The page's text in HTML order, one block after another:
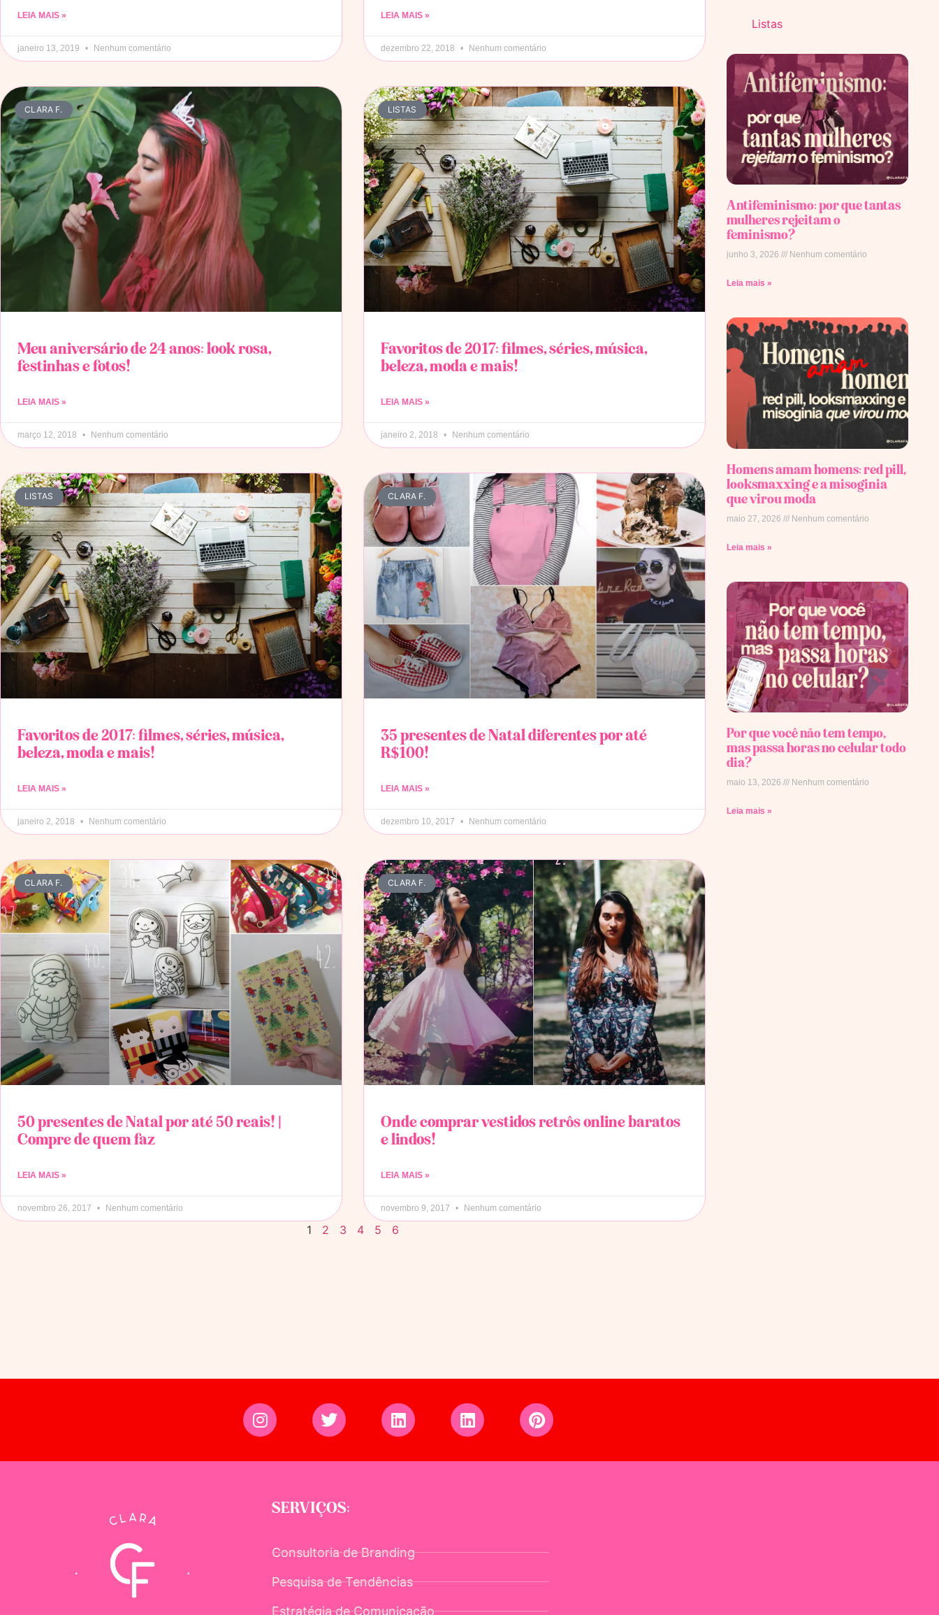
LEIA MAIS »
janeiro 13, 2019 Nenhum comentário
LEIA MAIS »
dezembro 22, 2018 Nenhum comentário
CLARA F.
Meu aniversário de 24 anos: look rosa,
festinhas e fotos!
LEIA MAIS »
março 12, 2018 Nenhum comentário
LISTAS
Favoritos de 2017: filmes, séries, música,
beleza, moda e mais!
LEIA MAIS »
janeiro 2, 2018 Nenhum comentário
LISTAS
Favoritos de 2017: filmes, séries, música,
beleza, moda e mais!
LEIA MAIS »
janeiro 2, 2018 Nenhum comentário
CLARA F.
35 presentes de Natal diferentes por até
R$100!
LEIA MAIS »
dezembro 10, 2017 Nenhum comentário
CLARA F.
50 presentes de Natal por até 50 reais! |
Compre de quem faz
LEIA MAIS »
novembro 26, 2017 Nenhum comentário
CLARA F.
Onde comprar vestidos retrôs online baratos
e lindos!
LEIA MAIS »
novembro 9, 2017 Nenhum comentário
1 2 3 4 5 6
Listas
Antifeminismo: por que tantas
mulheres rejeitam o
feminismo?
junho 3, 2026 Nenhum comentário
Leia mais »
Homens amam homens: red pill,
looksmaxxing e a misoginia
que virou moda
maio 27, 2026 Nenhum comentário
Leia mais »
Por que você não tem tempo,
mas passa horas no celular todo
dia?
maio 13, 2026 Nenhum comentário
Leia mais »
SERVIÇOS:
Consultoria de Branding
Pesquisa de Tendências
Estratégia de Comunicação